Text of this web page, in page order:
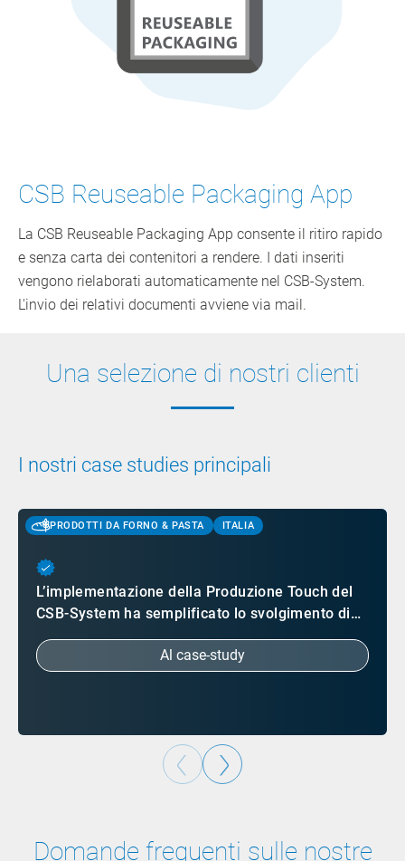
CSB Reuseable Packaging App
La CSB Reuseable Packaging App consente il ritiro rapido
e senza carta dei contenitori a rendere. I dati inseriti
vengono rielaborati automaticamente nel CSB-System.
L'invio dei relativi documenti avviene via mail.
Una selezione di nostri clienti
I nostri case studies principali
PRODOTTI DA FORNO & PASTA ITALIA
L’implementazione della Produzione Touch del
CSB-System ha semplificato lo svolgimento di…
Al case-study
Domande frequenti sulle nostre